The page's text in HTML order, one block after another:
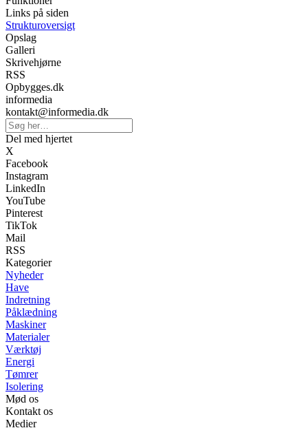
Links på siden
Strukturoversigt
Opslag
Galleri
Skrivehjørne
RSS
Opbygges.dk
informedia
kontakt@informedia.dk
Del med hjertet
X
Facebook
Instagram
LinkedIn
YouTube
Pinterest
TikTok
Mail
RSS
Kategorier
Nyheder
Have
Indretning
Påklædning
Maskiner
Materialer
Værktøj
Energi
Tømrer
Isolering
Mød os
Kontakt os
Medier